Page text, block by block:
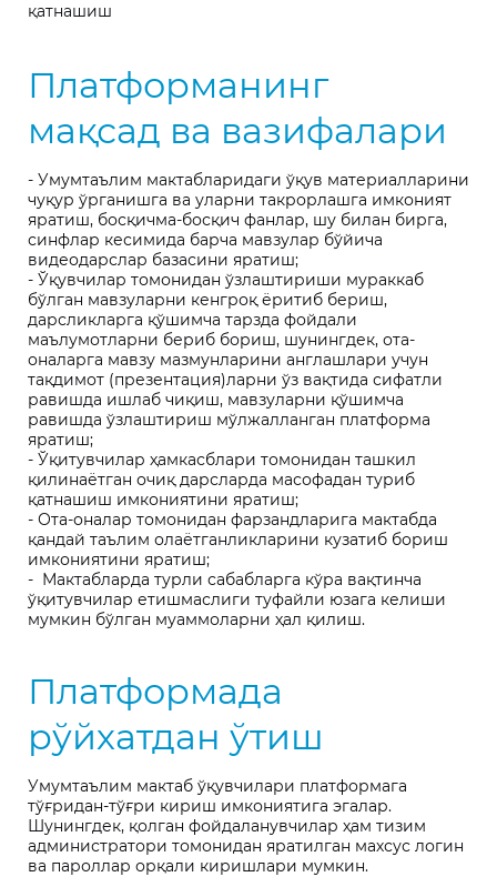
қатнашиш
Платформанинг
мақсад ва вазифалари
- Умумтаълим мактабларидаги ўқув материалларини
чуқур ўрганишга ва уларни такрорлашга имконият
яратиш, босқичма-босқич фанлар, шу билан бирга,
синфлар кесимида барча мавзулар бўйича
видеодарслар базасини яратиш;
- Ўқувчилар томонидан ўзлаштириши мураккаб
бўлган мавзуларни кенгроқ ёритиб бериш,
дарсликларга қўшимча тарзда фойдали
маълумотларни бериб бориш, шунингдек, ота-
оналарга мавзу мазмунларини англашлари учун
тақдимот (презентация)ларни ўз вақтида сифатли
равишда ишлаб чиқиш, мавзуларни қўшимча
равишда ўзлаштириш мўлжалланган платформа
яратиш;
- Ўқитувчилар ҳамкасблари томонидан ташкил
қилинаётган очиқ дарсларда масофадан туриб
қатнашиш имкониятини яратиш;
- Ота-оналар томонидан фарзандларига мактабда
қандай таълим олаётганликларини кузатиб бориш
имкониятини яратиш;
- Мактабларда турли сабабларга кўра вақтинча
ўқитувчилар етишмаслиги туфайли юзага келиши
мумкин бўлган муаммоларни ҳал қилиш.
Платформада
рўйхатдан ўтиш
Умумтаълим мактаб ўқувчилари платформага
тўғридан-тўғри кириш имкониятига эгалар.
Шунингдек, қолган фойдаланувчилар ҳам тизим
администратори томонидан яратилган махсус логин
ва пароллар орқали киришлари мумкин.